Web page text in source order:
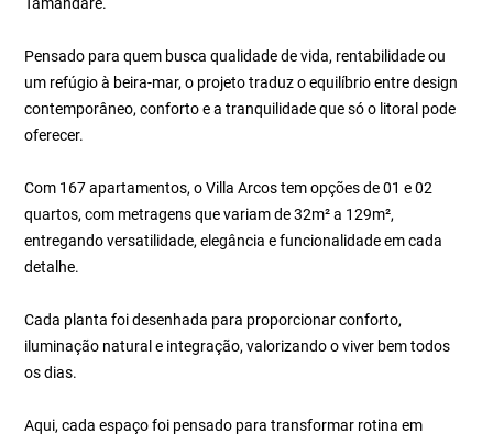
Pensado para quem busca qualidade de vida, rentabilidade ou
um refúgio à beira-mar, o projeto traduz o equilíbrio entre design
contemporâneo, conforto e a tranquilidade que só o litoral pode
oferecer.
Com 167 apartamentos, o Villa Arcos tem opções de 01 e 02
quartos, com metragens que variam de 32m² a 129m²,
entregando versatilidade, elegância e funcionalidade em cada
detalhe.
Cada planta foi desenhada para proporcionar conforto,
iluminação natural e integração, valorizando o viver bem todos
os dias.
Aqui, cada espaço foi pensado para transformar rotina em